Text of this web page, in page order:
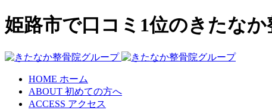
姫路市で口コミ1位のきたな
HOME ホーム
ABOUT 初めての方へ
ACCESS アクセス